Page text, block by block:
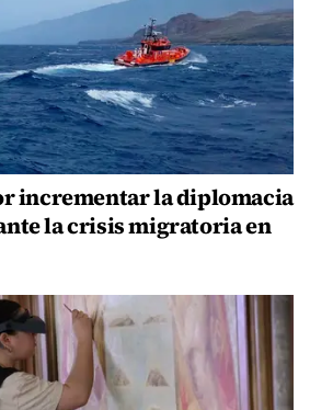
incrementar la diplomacia
la crisis migratoria en